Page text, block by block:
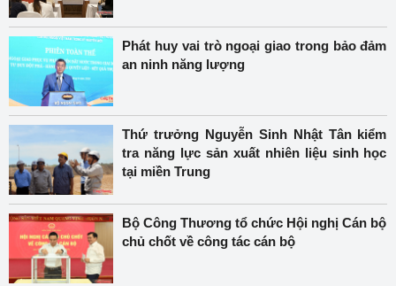
Phát huy vai trò ngoại giao trong bảo đảm
an ninh năng lượng
Thứ trưởng Nguyễn Sinh Nhật Tân kiểm
tra năng lực sản xuất nhiên liệu sinh học
tại miền Trung
Bộ Công Thương tổ chức Hội nghị Cán bộ
chủ chốt về công tác cán bộ